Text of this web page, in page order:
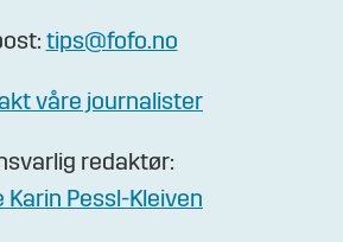
tips@fofo.no
våre journalister
redaktør:
Karin Pessl-Kleiven